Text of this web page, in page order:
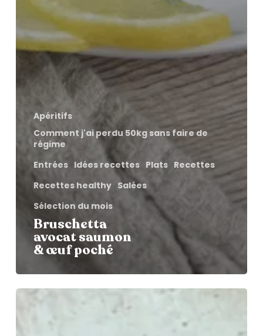
Apéritifs
Comment j'ai perdu 50kg sans faire de
régime
Entrées Idées recettes Plats Recettes
Recettes healthy Salées
Sélection du mois
Bruschetta
avocat saumon
& œuf poché